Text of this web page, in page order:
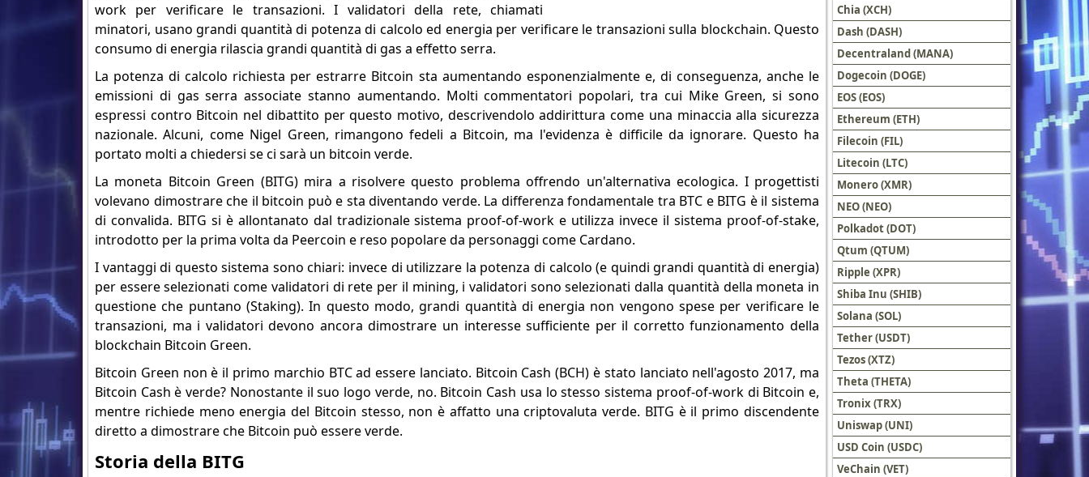
Chia (XCH)
Dash (DASH)
Decentraland (MANA)
Dogecoin (DOGE)
EOS (EOS)
Ethereum (ETH)
Filecoin (FIL)
Litecoin (LTC)
Monero (XMR)
NEO (NEO)
Polkadot (DOT)
Qtum (QTUM)
Ripple (XPR)
Shiba Inu (SHIB)
Solana (SOL)
Tether (USDT)
Tezos (XTZ)
Theta (THETA)
Tronix (TRX)
Uniswap (UNI)
USD Coin (USDC)
VeChain (VET)
work per verificare le transazioni. I validatori della rete, chiamati
minatori, usano grandi quantità di potenza di calcolo ed energia per verificare le transazioni sulla blockchain. Questo
consumo di energia rilascia grandi quantità di gas a effetto serra.
La potenza di calcolo richiesta per estrarre Bitcoin sta aumentando esponenzialmente e, di conseguenza, anche le
emissioni di gas serra associate stanno aumentando. Molti commentatori popolari, tra cui Mike Green, si sono
espressi contro Bitcoin nel dibattito per questo motivo, descrivendolo addirittura come una minaccia alla sicurezza
nazionale. Alcuni, come Nigel Green, rimangono fedeli a Bitcoin, ma l'evidenza è difficile da ignorare. Questo ha
portato molti a chiedersi se ci sarà un bitcoin verde.
La moneta Bitcoin Green (BITG) mira a risolvere questo problema offrendo un'alternativa ecologica. I progettisti
volevano dimostrare che il bitcoin può e sta diventando verde. La differenza fondamentale tra BTC e BITG è il sistema
di convalida. BITG si è allontanato dal tradizionale sistema proof-of-work e utilizza invece il sistema proof-of-stake,
introdotto per la prima volta da Peercoin e reso popolare da personaggi come Cardano.
I vantaggi di questo sistema sono chiari: invece di utilizzare la potenza di calcolo (e quindi grandi quantità di energia)
per essere selezionati come validatori di rete per il mining, i validatori sono selezionati dalla quantità della moneta in
questione che puntano (Staking). In questo modo, grandi quantità di energia non vengono spese per verificare le
transazioni, ma i validatori devono ancora dimostrare un interesse sufficiente per il corretto funzionamento della
blockchain Bitcoin Green.
Bitcoin Green non è il primo marchio BTC ad essere lanciato. Bitcoin Cash (BCH) è stato lanciato nell'agosto 2017, ma
Bitcoin Cash è verde? Nonostante il suo logo verde, no. Bitcoin Cash usa lo stesso sistema proof-of-work di Bitcoin e,
mentre richiede meno energia del Bitcoin stesso, non è affatto una criptovaluta verde. BITG è il primo discendente
diretto a dimostrare che Bitcoin può essere verde.
Storia della BITG